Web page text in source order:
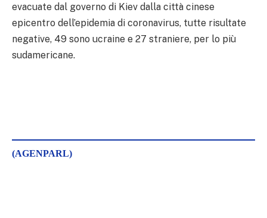
evacuate dal governo di Kiev dalla città cinese
epicentro dell’epidemia di coronavirus, tutte risultate
negative, 49 sono ucraine e 27 straniere, per lo più
sudamericane.
(AGENPARL)